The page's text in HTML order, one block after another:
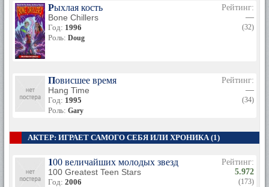
Рыхлая кость
Bone Chillers
Год: 1996
Роль: Doug
Рейтинг:
—
(32)
Повисшее время
Hang Time
Год: 1995
Роль: Gary
Рейтинг:
—
(34)
АКТЕР: ИГРАЕТ САМОГО СЕБЯ ИЛИ ХРОНИКА (1)
100 величайших молодых звезд
100 Greatest Teen Stars
Год: 2006
Рейтинг:
5.972
(173)